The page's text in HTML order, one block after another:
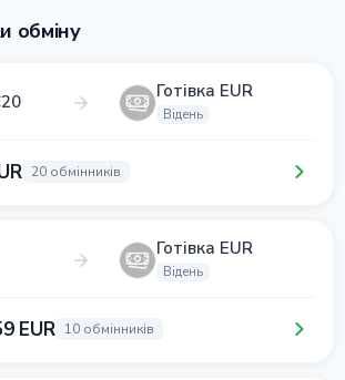
обміну
Готівка EUR
Відень
20 обмінників
Готівка EUR
Відень
EUR 10 обмінників